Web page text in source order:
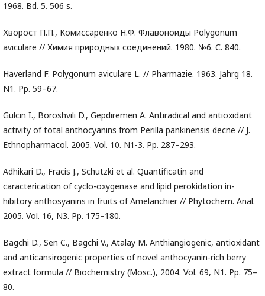
1968. Bd. 5. 506 s.
Хворост П.П., Комиссаренко Н.Ф. Флавоноиды Polygonum
aviculare // Химия природных соединений. 1980. №6. С. 840.
Haverland F. Polygonum aviculare L. // Pharmazie. 1963. Jahrg 18.
N1. Pр. 59–67.
Gulcin I., Boroshvili D., Gepdiremen A. Antiradical and antioxidant
activity of total anthocyanins from Perilla pankinensis decne // J.
Ethnopharmacol. 2005. Vol. 10. N1-3. Pp. 287–293.
Adhikari D., Fracis J., Schutzki et al. Quantificatin and
caracterication of cyclo-oxygenase and lipid perokidation in-
hibitory anthosyanins in fruits of Amelanchier // Phytochem. Anal.
2005. Vol. 16, N3. Pp. 175–180.
Bagchi D., Sen C., Bagchi V., Atalay M. Anthiangiogenic, antioxidant
and anticansirogenic properties of novel anthocyanin-rich berry
extract formula // Biochemistry (Mosc.), 2004. Vol. 69, N1. Pp. 75–
80.